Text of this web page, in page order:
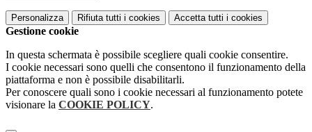
Personalizza Rifiuta tutti i cookies Accetta tutti i cookies
Gestione cookie
In questa schermata è possibile scegliere quali cookie consentire.
I cookie necessari sono quelli che consentono il funzionamento della
piattaforma e non è possibile disabilitarli.
Per conoscere quali sono i cookie necessari al funzionamento potete
visionare la COOKIE POLICY.